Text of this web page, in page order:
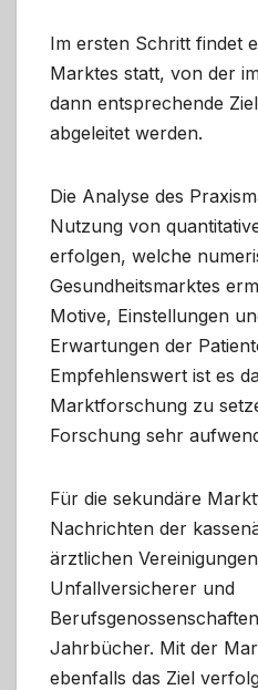
Im ersten Schritt findet
Marktes statt, von der
dann entsprechende
abgeleitet werden.
Die Analyse des
Nutzung von
erfolgen, welche
Gesundheitsmarktes
Motive, Einstellungen
Erwartungen der
Empfehlenswert ist es
Marktforschung zu
Forschung sehr
Für die sekundäre
Nachrichten der
ärztlichen
Unfallversicherer und
Jahrbücher. Mit der
ebenfalls das Ziel